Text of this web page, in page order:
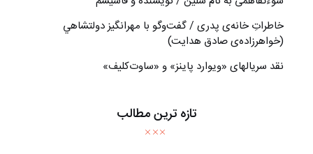
خاطراتِ خانه‌ی پدری / گفت‌وگو با مهرانگيز دولتشاهي
(خواهرزاده‌ی صادق هدايت)
نقد سریالهای «ویوارد پاینز» و «ساوت‌کلیف»
تازه ترین مطالب